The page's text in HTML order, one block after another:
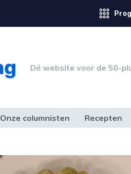
Dé website voor de 50-
Onze columnisten Recepten